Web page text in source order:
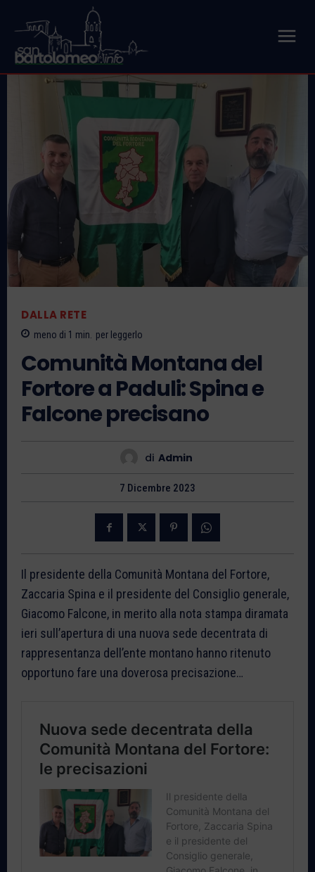
DALLA RETE
meno di 1 min. per leggerlo
Comunità Montana del
Fortore a Paduli: Spina e
Falcone precisano
di Admin
7 Dicembre 2023
Il presidente della Comunità Montana del Fortore,
Zaccaria Spina e il presidente del Consiglio generale,
Giacomo Falcone, in merito alla nota stampa diramata
ieri sull’apertura di una nuova sede decentrata di
rappresentanza dell’ente montano hanno ritenuto
opportuno fare una doverosa precisazione…